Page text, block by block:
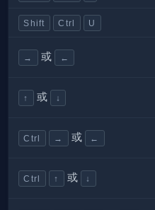
Shift Ctrl U
→ 或 ←
↑ 或 ↓
Ctrl → 或 ←
Ctrl ↑ 或 ↓